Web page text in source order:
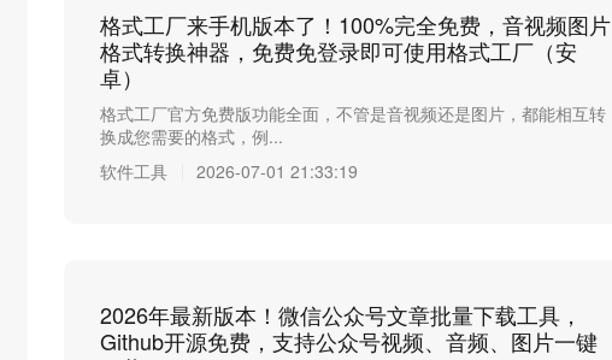
格式工厂来手机版本了！100%完全免费，音视频图片
格式转换神器，免费免登录即可使用格式工厂（安
卓）
格式工厂官方免费版功能全面，不管是音视频还是图片，都能相互转
换成您需要的格式，例...
软件工具
2026-07-01 21:33:19
2026年最新版本！微信公众号文章批量下载工具，
Github开源免费，支持公众号视频、音频、图片一键